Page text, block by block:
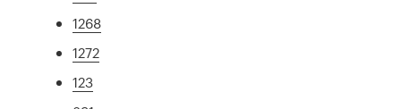
1268
1272
123